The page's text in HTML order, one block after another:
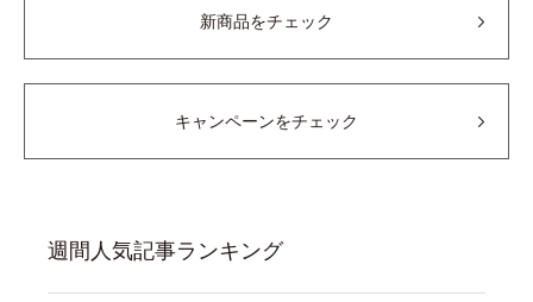
新商品をチェック
キャンペーンをチェック
週間人気記事ランキング